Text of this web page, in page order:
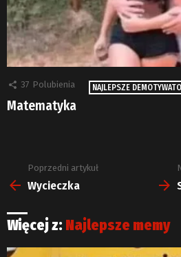
37 Polubienia NAJLEPSZE
Matematyka
Zobacz
więcej
Poprzedni artykuł
Wycieczka
Więcej z: Najlepsze memy